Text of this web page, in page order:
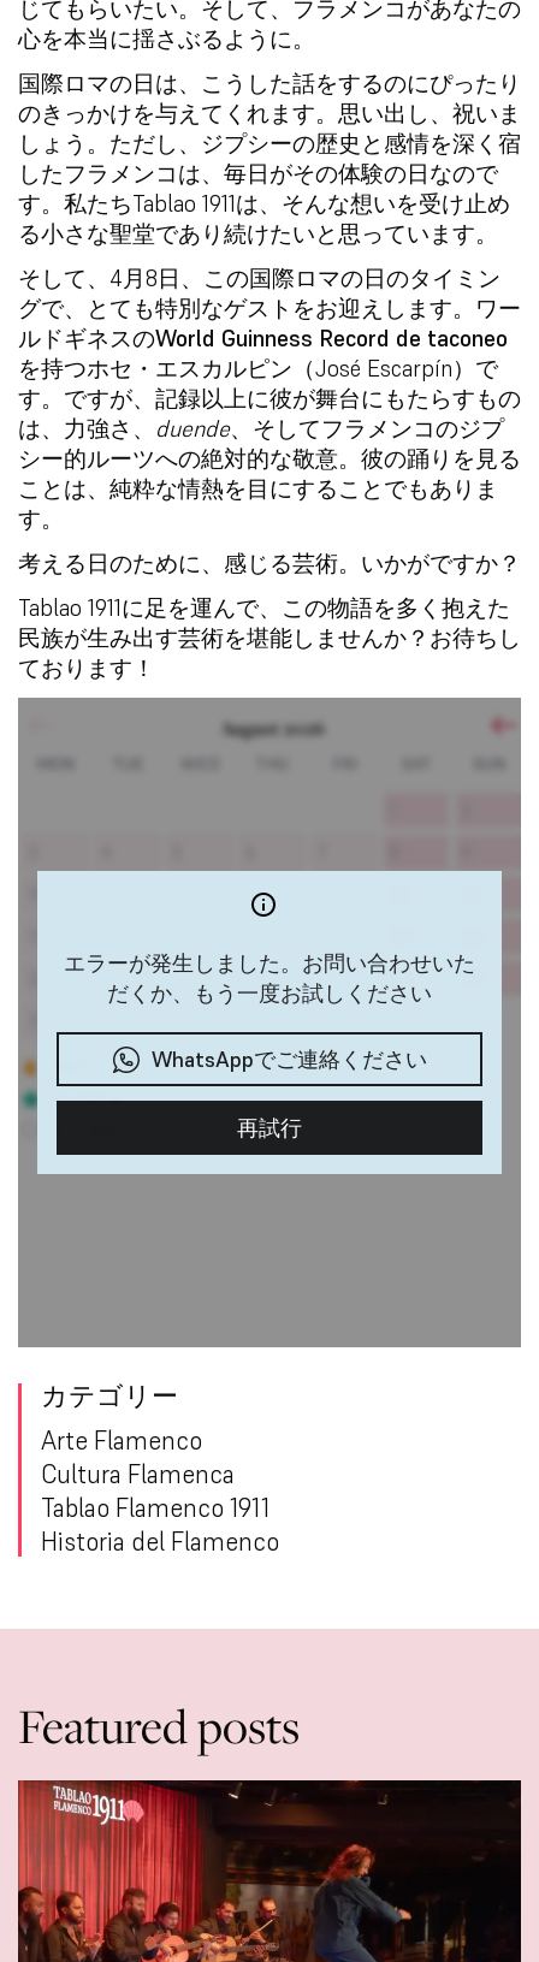
じてもらいたい。そして、フラメンコがあなたの
心を本当に揺さぶるように。
国際ロマの日は、こうした話をするのにぴったり
のきっかけを与えてくれます。思い出し、祝いま
しょう。ただし、ジプシーの歴史と感情を深く宿
したフラメンコは、毎日がその体験の日なので
す。私たちTablao 1911は、そんな想いを受け止め
る小さな聖堂であり続けたいと思っています。
そして、4月8日、この国際ロマの日のタイミン
グで、とても特別なゲストをお迎えします。ワー
ルドギネスのWorld Guinness Record de taconeo
を持つホセ・エスカルピン（José Escarpín）で
す。ですが、記録以上に彼が舞台にもたらすもの
は、力強さ、 duende、そしてフラメンコのジプ
シー的ルーツへの絶対的な敬意。彼の踊りを見る
ことは、純粋な情熱を目にすることでもありま
す。
考える日のために、感じる芸術。いかがですか？
Tablao 1911に足を運んで、この物語を多く抱えた
民族が生み出す芸術を堪能しませんか？お待ちし
ております！
カテゴリー
Arte Flamenco
Cultura Flamenca
Tablao Flamenco 1911
Historia del Flamenco
Featured posts